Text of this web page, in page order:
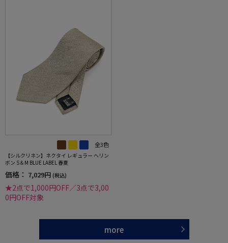
全3色
【シルクリネン】ネクタイ レギュラー ヘリン
ボン S＆M BLUE LABEL 春夏
価格： 7,029円 (税込)
★2点で1,000円OFF／3点で3,00
0円OFF対象
more